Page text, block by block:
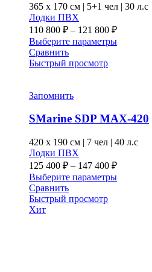
365 x 170 см | 5+1 чел | 30 л.с
Лодки ПВХ
110 800 ₽ – 121 800 ₽Диапазон
цен:
Выберите параметрыЭтот
выбрать
странице
Сравнить
Быстрый просмотр
Запомнить
SMarine SDP MAX-420
420 x 190 см | 7 чел | 40 л.с
Лодки ПВХ
125 400 ₽ – 147 400 ₽Диапазон
цен:
Выберите параметрыЭтот
Сравнить
Быстрый просмотр
Хит